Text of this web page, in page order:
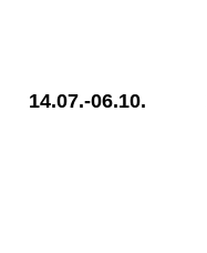
14.07.-06.10.